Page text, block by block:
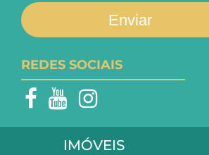
Enviar
REDES SOCIAIS
IMÓVEIS